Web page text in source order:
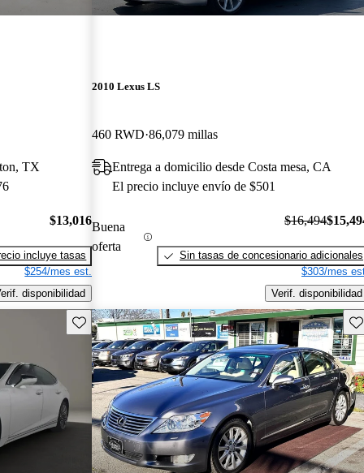
TX
$13,016
incluye tasas
$254/mes est.
disponibilidad
2010 Lexus LS
460 RWD 86,079 millas
Entrega a domicilio desde Costa mesa, CA
El precio incluye envío de $501
Buena
oferta
$16,494
Sin tasas de concesionario adicionales
$303/mes
Verif. disponibilidad
Guarda este Aviso